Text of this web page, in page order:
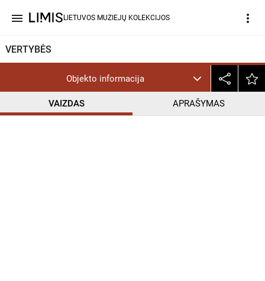
menu LIETUVOS MUZIEJŲ KOLEKCIJOS more_vert
VERTYBĖS
Objekto informacija
VAIZDAS APRAŠYMAS